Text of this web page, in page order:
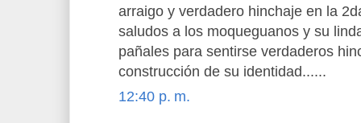
arraigo y verdadero hinchaje en la
saludos a los moqueguanos y su
pañales para sentirse verdaderos
construcción de su identidad......
12:40 p. m.